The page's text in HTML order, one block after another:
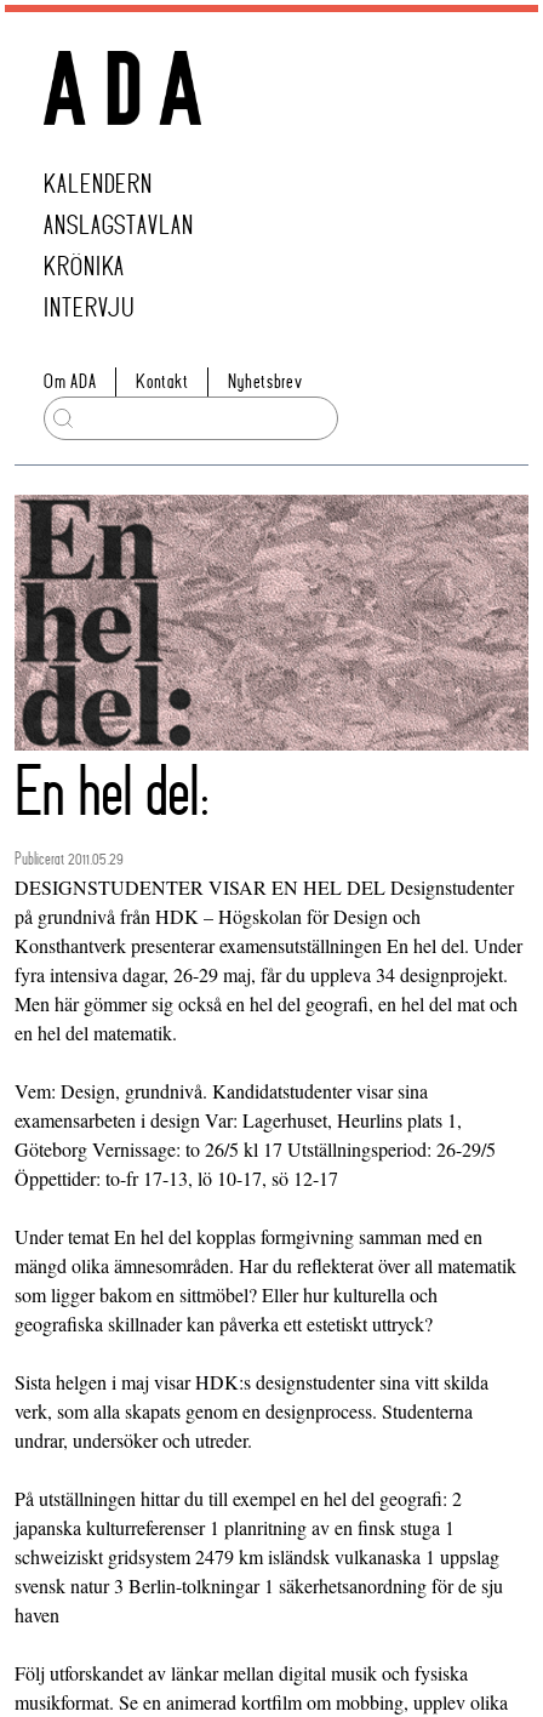
KALENDERN
ANSLAGSTAVLAN
KRÖNIKA
INTERVJU
Om ADA Kontakt Nyhetsbrev
En hel del:
Publicerat 2011.05.29
DESIGNSTUDENTER VISAR EN HEL DEL Designstudenter
på grundnivå från HDK – Högskolan för Design och
Konsthantverk presenterar examensutställningen En hel del. Under
fyra intensiva dagar, 26-29 maj, får du uppleva 34 designprojekt.
Men här gömmer sig också en hel del geografi, en hel del mat och
en hel del matematik.
Vem: Design, grundnivå. Kandidatstudenter visar sina
examensarbeten i design Var: Lagerhuset, Heurlins plats 1,
Göteborg Vernissage: to 26/5 kl 17 Utställningsperiod: 26-29/5
Öppettider: to-fr 17-13, lö 10-17, sö 12-17
Under temat En hel del kopplas formgivning samman med en
mängd olika ämnesområden. Har du reflekterat över all matematik
som ligger bakom en sittmöbel? Eller hur kulturella och
geografiska skillnader kan påverka ett estetiskt uttryck?
Sista helgen i maj visar HDK:s designstudenter sina vitt skilda
verk, som alla skapats genom en designprocess. Studenterna
undrar, undersöker och utreder.
På utställningen hittar du till exempel en hel del geografi: 2
japanska kulturreferenser 1 planritning av en finsk stuga 1
schweiziskt gridsystem 2479 km isländsk vulkanaska 1 uppslag
svensk natur 3 Berlin-tolkningar 1 säkerhetsanordning för de sju
haven
Följ utforskandet av länkar mellan digital musik och fysiska
musikformat. Se en animerad kortfilm om mobbing, upplev olika